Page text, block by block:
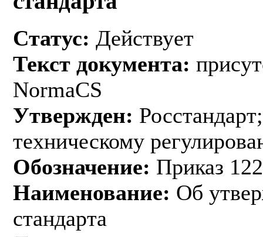
Статус: Действует
Текст документа:
NormaCS
Утвержден:
техническому
Обозначение: Приказ
Наименование: Об
стандарта